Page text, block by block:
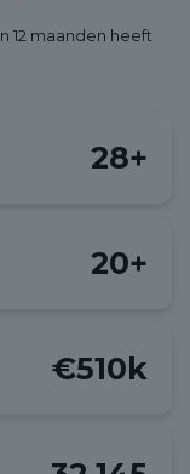
12 maanden heeft
28+
20+
€510k